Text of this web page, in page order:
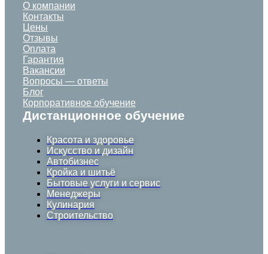
О компании
Контакты
Цены
Отзывы
Оплата
Гарантия
Вакансии
Вопросы — ответы
Блог
Корпоративное обучение
Дистанционное обучение
Красота и здоровье
Искусство и дизайн
Автобизнес
Кройка и шитьё
Бытовые услуги и сервис
Менеджеры
Кулинария
Строительство